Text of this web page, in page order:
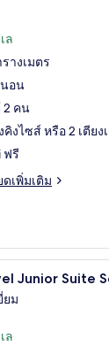
ล
างเมตร
นอน
2 คน
คิงไซส์ หรือ 2 เตียง
ฟรี
ดเพิ่มเติม
Red Level Master Suite Sea
Junior Suite
ยม
ล